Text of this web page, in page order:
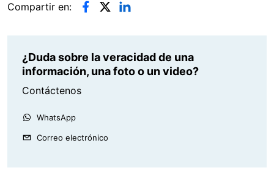
Compartir en:
¿Duda sobre la veracidad de una
información, una foto o un video?
Contáctenos
WhatsApp
Correo electrónico